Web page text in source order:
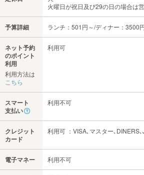
火曜日が祝日及び29の日の場合は
予算詳細 ランチ：501円～/ディナー：3500
ネット予約
のポイント
利用
利用方法は
こちら
利用可
スマート
支払い
利用不可
クレジット
カード
利用可 ：VISA､マスター､DINERS
電子マネー 利用不可